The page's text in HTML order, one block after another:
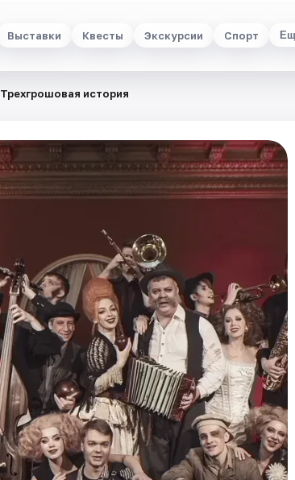
Выставки Квесты Экскурсии Спорт
Трехгрошовая история